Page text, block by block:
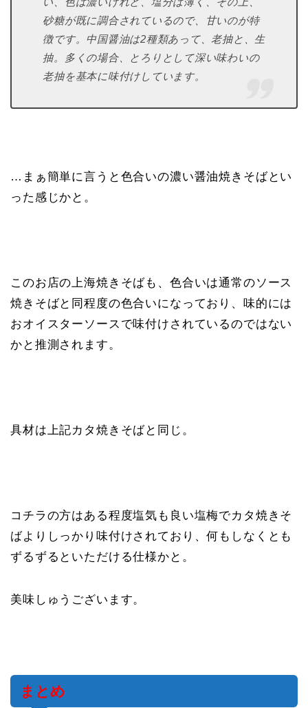
砂糖が既に調合されているので、甘いのが特
徴です。中国醤油は2種類あって、老抽と、生
抽。多くの場合、とろりとして深い味わいの
老抽を基本に味付けしています。
…まぁ簡単に言うと色合いの濃い醤油焼きそばとい
った感じかと。
このお店の上海焼きそばも、色合いは通常のソース
焼きそばと同程度の色合いになっており、味的には
おオイスターソースで味付けされているのではない
かと推測されます。
具材は上記カタ焼きそばと同じ。
コチラの方はある程度塩気も良い塩梅でカタ焼きそ
ばよりしっかり味付けされており、何もしなくとも
ずるずるといただける仕様かと。
美味しゅうございます。
まとめ